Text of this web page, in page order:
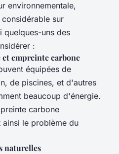
environnementale,
sur
quelques-uns des
:
empreinte carbone
équipées de
de piscines, et d'autres
beaucoup d'énergie.
carbone
le problème du
naturelles